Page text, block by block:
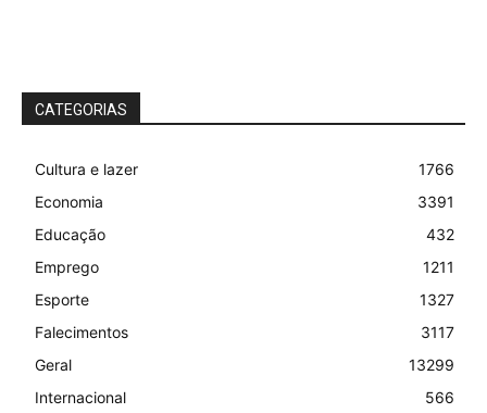
CATEGORIAS
Cultura e lazer
1766
Economia
3391
Educação
432
Emprego
1211
Esporte
1327
Falecimentos
3117
Geral
13299
Internacional
566